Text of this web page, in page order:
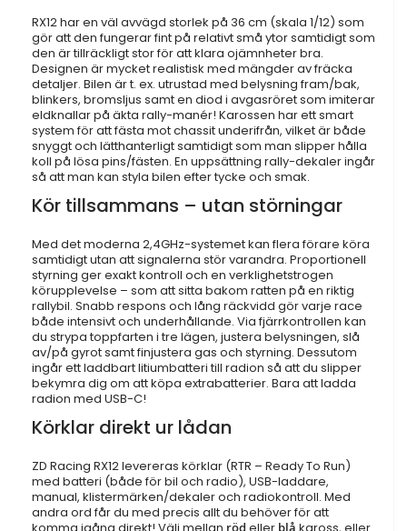
RX12 har en väl avvägd storlek på 36 cm (skala 1/12) som
gör att den fungerar fint på relativt små ytor samtidigt som
den är tillräckligt stor för att klara ojämnheter bra.
Designen är mycket realistisk med mängder av fräcka
detaljer. Bilen är t. ex. utrustad med belysning fram/bak,
blinkers, bromsljus samt en diod i avgasröret som imiterar
eldknallar på äkta rally-manér! Karossen har ett smart
system för att fästa mot chassit underifrån, vilket är både
snyggt och lätthanterligt samtidigt som man slipper hålla
koll på lösa pins/fästen. En uppsättning rally-dekaler ingår
så att man kan styla bilen efter tycke och smak.
Kör tillsammans – utan störningar
Med det moderna 2,4GHz-systemet kan flera förare köra
samtidigt utan att signalerna stör varandra. Proportionell
styrning ger exakt kontroll och en verklighetstrogen
körupplevelse – som att sitta bakom ratten på en riktig
rallybil. Snabb respons och lång räckvidd gör varje race
både intensivt och underhållande. Via fjärrkontrollen kan
du strypa toppfarten i tre lägen, justera belysningen, slå
av/på gyrot samt finjustera gas och styrning. Dessutom
ingår ett laddbart litiumbatteri till radion så att du slipper
bekymra dig om att köpa extrabatterier. Bara att ladda
radion med USB-C!
Körklar direkt ur lådan
ZD Racing RX12 levereras körklar (RTR – Ready To Run)
med batteri (både för bil och radio), USB-laddare,
manual, klistermärken/dekaler och radiokontroll. Med
andra ord får du med precis allt du behöver för att
röd blå